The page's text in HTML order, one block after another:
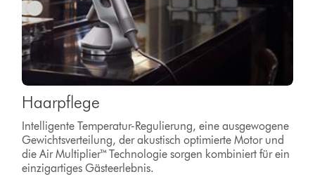
Haarpflege
Intelligente Temperatur-Regulierung, eine ausgewogene
Gewichtsverteilung, der akustisch optimierte Motor und
die Air Multiplier™ Technologie sorgen kombiniert für ein
einzigartiges Gästeerlebnis.